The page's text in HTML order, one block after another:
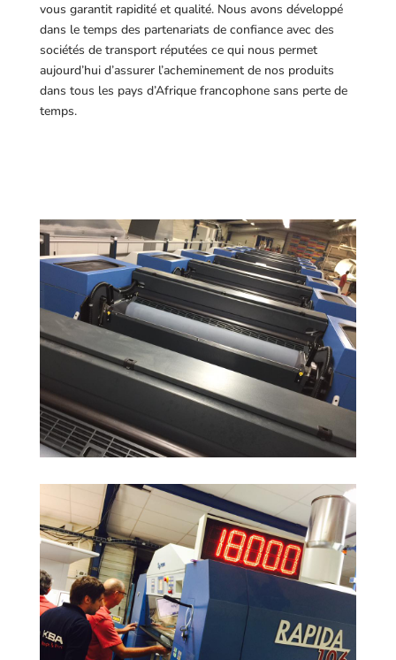
vous garantit rapidité et qualité. Nous avons développé
dans le temps des partenariats de confiance avec des
sociétés de transport réputées ce qui nous permet
aujourd’hui d’assurer l’acheminement de nos produits
dans tous les pays d’Afrique francophone sans perte de
temps.